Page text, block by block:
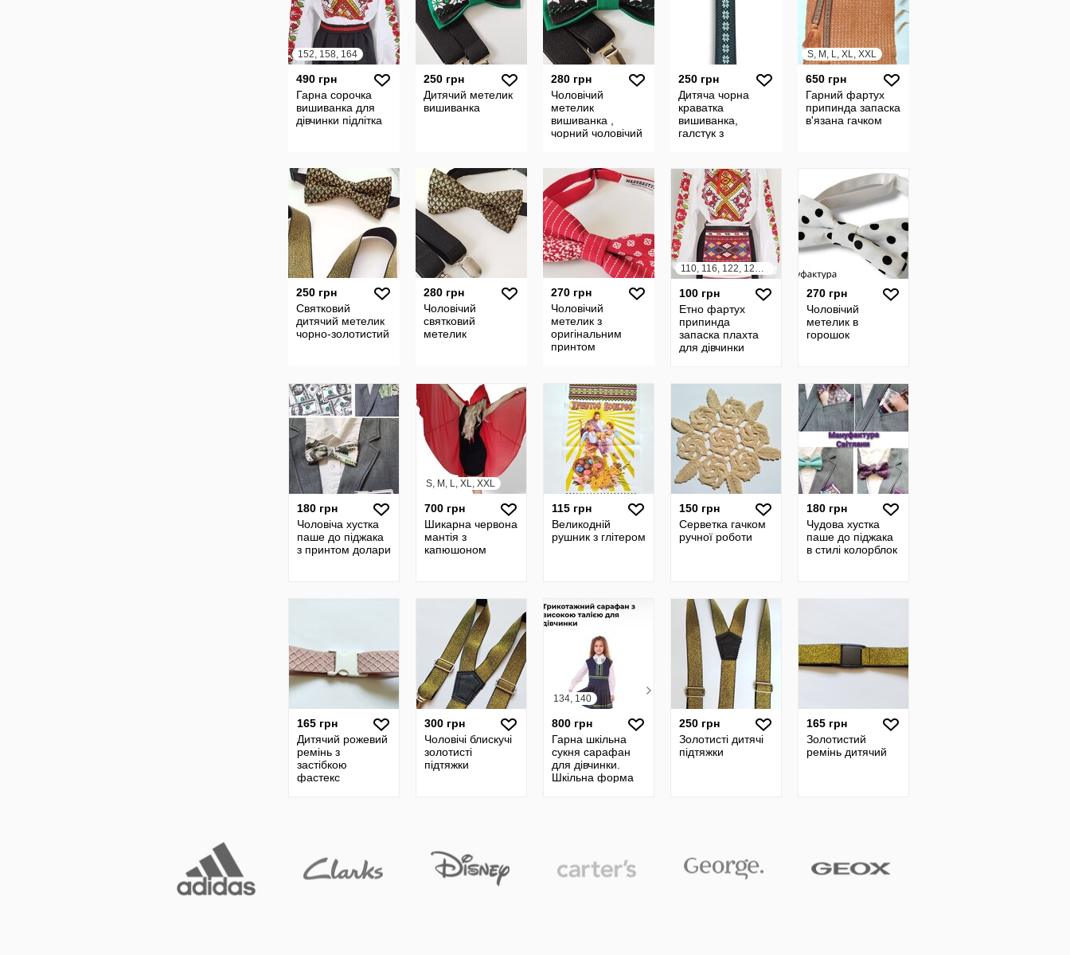
152, 158, 164
490 грн
Гарна сорочка
вишиванка для
дівчинки підлітка
250 грн
Дитячий метелик
вишиванка
280 грн
Чоловічий
метелик
вишиванка ,
чорний чоловічий
250 грн
Дитяча чорна
краватка
вишиванка,
галстук з
S, M, L, XL, XXL
650 грн
Гарний фартух
припинда запаска
в'язана гачком
250 грн
Святковий
дитячий метелик
чорно-золотистий
280 грн
Чоловічий
святковий
метелик
270 грн
Чоловічий
метелик з
оригінальним
принтом
110, 116, 122, 128, 134, 140, 146, 152
100 грн
Етно фартух
припинда
запаска плахта
для дівчинки
270 грн
Чоловічий
метелик в
горошок
180 грн
Чоловіча хустка
паше до піджака
з принтом долари
S, M, L, XL, XXL
700 грн
Шикарна червона
мантія з
капюшоном
115 грн
Великодній
рушник з глітером
150 грн
Серветка гачком
ручної роботи
180 грн
Чудова хустка
паше до піджака
в стилі колорблок
165 грн
Дитячий рожевий
ремінь з
застібкою
фастекс
300 грн
Чоловічі блискучі
золотисті
підтяжки
134, 140
800 грн
Гарна шкільна
сукня сарафан
для дівчинки.
Шкільна форма
250 грн
Золотисті дитячі
підтяжки
165 грн
Золотистий
ремінь дитячий